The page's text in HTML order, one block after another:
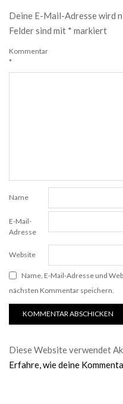
Deine E-Mail-Adresse wird
Felder sind mit * markiert
Kommentar
*
Name
E-Mail-
Adresse
Website
Name, E-Mail-Adresse und
nächsten Kommentar speichern.
Diese Website verwendet
Erfahre, wie deine